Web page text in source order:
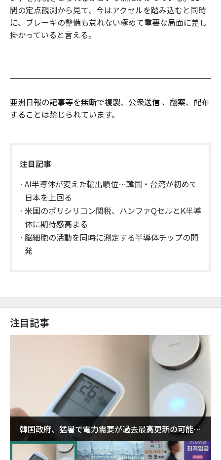
間の定点観測から見て、今はアクセルを踏み込むと同時
に、ブレーキの整備も怠れない極めて重要な局面に差し
掛かっていると言える。
亜洲日報の記事等を無断で複製、公衆送信 、翻案、配布
することは禁じられています。
注目記事
AI半導体が変えた輸出順位…韓国・台湾が初めて
日本を上回る
米国のポリシリコン関税、ハンファQセルとK半導
体に期待感高まる
脳細胞の活動を同時に測定する半導体チップの開
発
注目記事
韓国政府、猛暑で電力需要が過去最高更新の可能性
に需給対応体制を点検